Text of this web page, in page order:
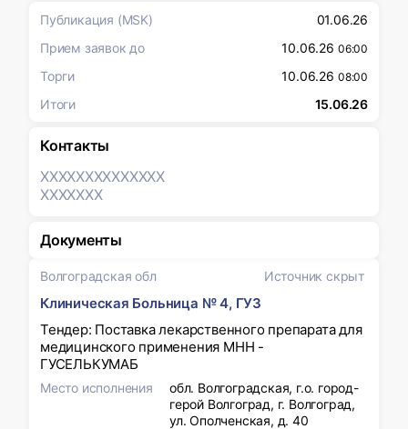
Волгоградская обл Источник скрыт
Клиническая Больница № 4, ГУЗ
Тендер: Поставка лекарственного препарата для
медицинского применения МНН -
ГУСЕЛЬКУМАБ
Место исполнения
обл. Волгоградская, г.о. город-
герой Волгоград, г. Волгоград,
ул. Ополченская, д. 40
Публикация (MSK)
01.06.26
Прием заявок до
10.06.26 06:00
Торги 10.06.26 08:00
Итоги 15.06.26
Контакты
XXXXXXXXXXXXXX
XXXXXXX
Документы